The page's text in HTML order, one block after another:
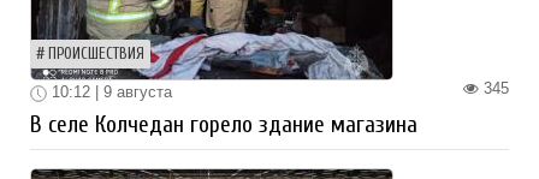
ПРОИСШЕСТВИЯ
345
10:12 | 9 августа
В селе Колчедан горело здание магазина